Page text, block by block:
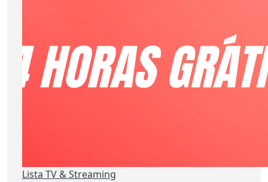
Lista TV & Streaming